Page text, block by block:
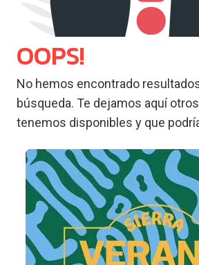
OOPS!
No hemos encontrado
búsqueda. Te dejamos aquí
tenemos disponibles y que